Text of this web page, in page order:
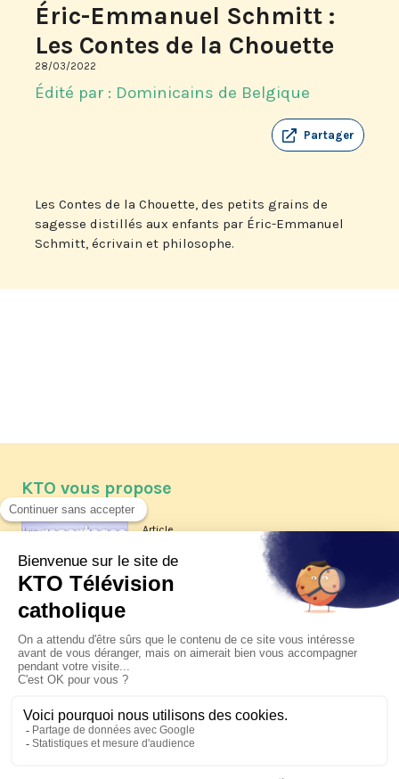
Éric-Emmanuel Schmitt :
Les Contes de la Chouette
28/03/2022
Édité par : Dominicains de Belgique
Partager
Les Contes de la Chouette, des petits grains de
sagesse distillés aux enfants par Éric-Emmanuel
Schmitt, écrivain et philosophe.
KTO vous propose
Article
Les reportages d'été 2026 de KTO
La visite pastorale du pape Léon
XIV à Assise à suivre sur KTO le
jeudi 6 août
Le pape en Uruguay, Argentine et
Pérou du 6 au 17 novembre 2026